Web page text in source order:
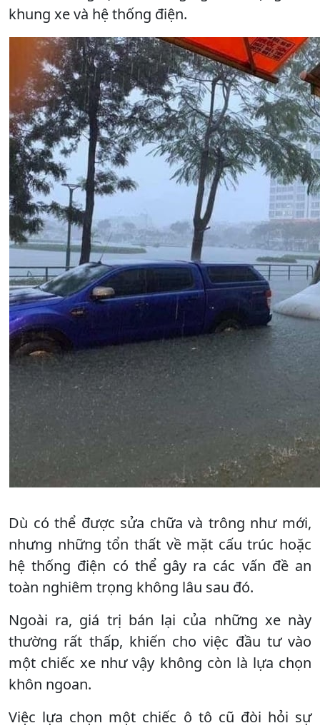
khung xe và hệ thống điện.
Dù có thể được sửa chữa và trông như mới,
nhưng những tổn thất về mặt cấu trúc hoặc
hệ thống điện có thể gây ra các vấn đề an
toàn nghiêm trọng không lâu sau đó.
Ngoài ra, giá trị bán lại của những xe này
thường rất thấp, khiến cho việc đầu tư vào
một chiếc xe như vậy không còn là lựa chọn
khôn ngoan.
Việc lựa chọn một chiếc ô tô cũ đòi hỏi sự